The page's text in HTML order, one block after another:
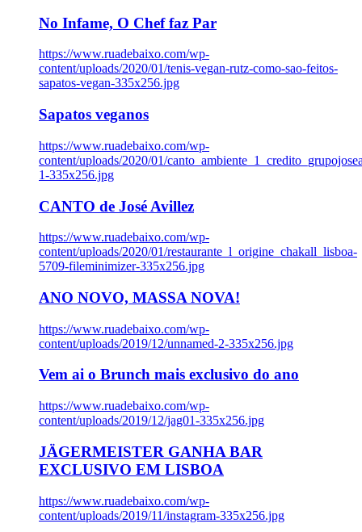
No Infame, O Chef faz Par
https://www.ruadebaixo.com/wp-
content/uploads/2020/01/tenis-vegan-rutz-como-sao-feitos-
sapatos-vegan-335x256.jpg
Sapatos veganos
https://www.ruadebaixo.com/wp-
content/uploads/2020/01/
1-335x256.jpg
CANTO de José Avillez
https://www.ruadebaixo.com/wp-
content/uploads/2020/01/restaurante_l_origine_chakall_lisboa-
5709-fileminimizer-335x256.jpg
ANO NOVO, MASSA NOVA!
https://www.ruadebaixo.com/wp-
content/uploads/2019/12/unnamed-2-335x256.jpg
Vem ai o Brunch mais exclusivo do ano
https://www.ruadebaixo.com/wp-
content/uploads/2019/12/jag01-335x256.jpg
JÄGERMEISTER GANHA BAR
EXCLUSIVO EM LISBOA
https://www.ruadebaixo.com/wp-
content/uploads/2019/11/instagram-335x256.jpg